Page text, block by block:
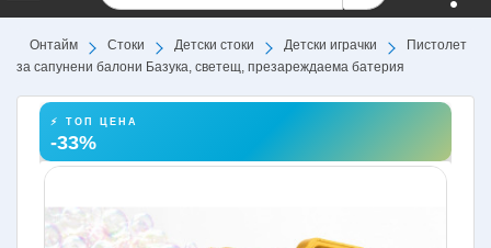
Онтайм Стоки Детски стоки Детски играчки
Пистолет
за сапунени балони Базука, светещ, презареждаема батерия
⚡ ТОП ЦЕНА
-33%